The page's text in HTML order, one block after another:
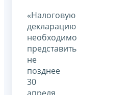
«Налоговую
декларацию
необходимо
представить
не
позднее
30